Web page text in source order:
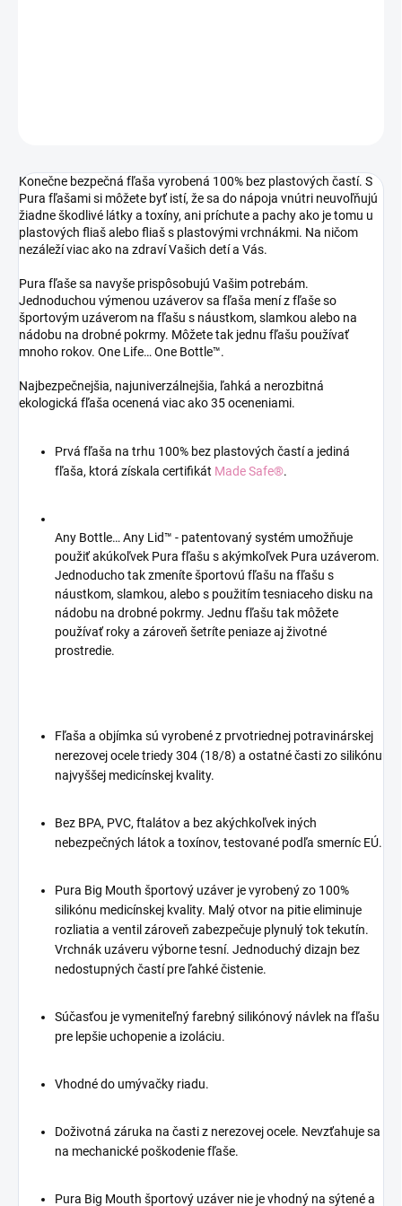
Konečne bezpečná fľaša vyrobená 100% bez plastových častí. S
Pura fľašami si môžete byť istí, že sa do nápoja vnútri neuvoľňujú
žiadne škodlivé látky a toxíny, ani príchute a pachy ako je tomu u
plastových fliaš alebo fliaš s plastovými vrchnákmi. Na ničom
nezáleží viac ako na zdraví Vašich detí a Vás.
Pura fľaše sa navyše prispôsobujú Vašim potrebám.
Jednoduchou výmenou uzáverov sa fľaša mení z fľaše so
športovým uzáverom na fľašu s náustkom, slamkou alebo na
nádobu na drobné pokrmy. Môžete tak jednu fľašu používať
mnoho rokov. One Life… One Bottle™.
Najbezpečnejšia, najuniverzálnejšia, ľahká a nerozbitná
ekologická fľaša ocenená viac ako 35 oceneniami.
Prvá fľaša na trhu 100% bez plastových častí a jediná
fľaša, ktorá získala certifikát Made Safe®.
Any Bottle… Any Lid™ - patentovaný systém umožňuje
použiť akúkoľvek Pura fľašu s akýmkoľvek Pura uzáverom.
Jednoducho tak zmeníte športovú fľašu na fľašu s
náustkom, slamkou, alebo s použitím tesniaceho disku na
nádobu na drobné pokrmy. Jednu fľašu tak môžete
používať roky a zároveň šetríte peniaze aj životné
prostredie.
Fľaša a objímka sú vyrobené z prvotriednej potravinárskej
nerezovej ocele triedy 304 (18/8) a ostatné časti zo silikónu
najvyššej medicínskej kvality.
Bez BPA, PVC, ftalátov a bez akýchkoľvek iných
nebezpečných látok a toxínov, testované podľa smerníc EÚ.
Pura Big Mouth športový uzáver je vyrobený zo 100%
silikónu medicínskej kvality. Malý otvor na pitie eliminuje
rozliatia a ventil zároveň zabezpečuje plynulý tok tekutín.
Vrchnák uzáveru výborne tesní. Jednoduchý dizajn bez
nedostupných častí pre ľahké čistenie.
Súčasťou je vymeniteľný farebný silikónový návlek na fľašu
pre lepšie uchopenie a izoláciu.
Vhodné do umývačky riadu.
Doživotná záruka na časti z nerezovej ocele. Nevzťahuje sa
na mechanické poškodenie fľaše.
Pura Big Mouth športový uzáver nie je vhodný na sýtené a